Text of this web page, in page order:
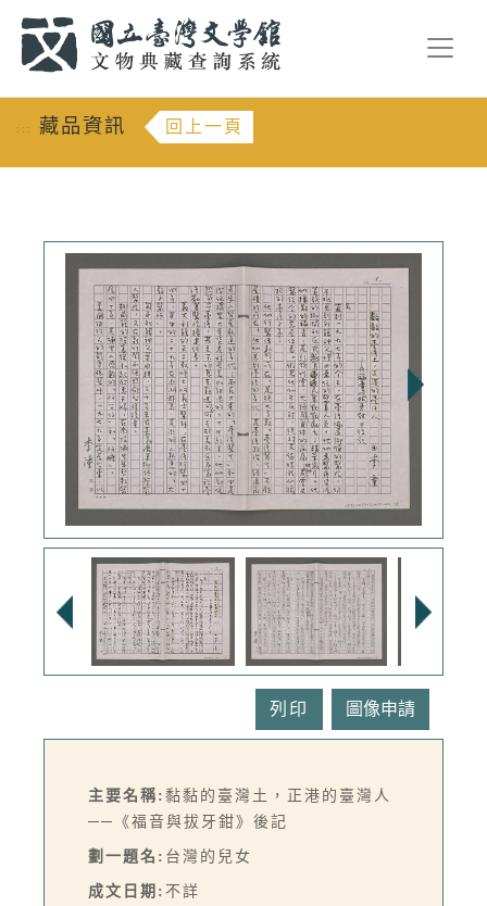
::: 藏品資訊 回上一頁
列印
主要名稱: 黏黏的臺灣土，正港的臺灣人
──《福音與拔牙鉗》後記
劃一題名: 台灣的兒女
成文日期: 不詳